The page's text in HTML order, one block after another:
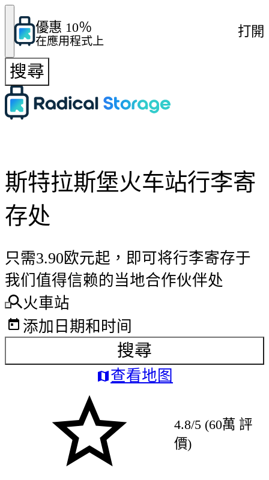
優惠 10％
在應用程式上
打開
搜尋
斯特拉斯堡火车站行李寄
存处
只需3.90欧元起，即可将行李寄存于
我们值得信赖的当地合作伙伴处
火車站
添加日期和时间
搜尋
查看地图
4.8/5 (60萬 評
價)